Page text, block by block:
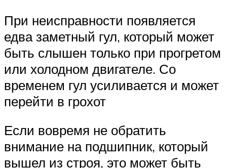
При неисправности появляется
едва заметный гул, который может
быть слышен только при прогретом
или холодном двигателе. Со
временем гул усиливается и может
перейти в грохот
Если вовремя не обратить
внимание на подшипник, который
вышел из строя, это может быть